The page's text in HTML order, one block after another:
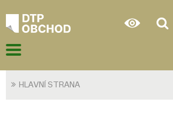
HLAVNÍ STRANA